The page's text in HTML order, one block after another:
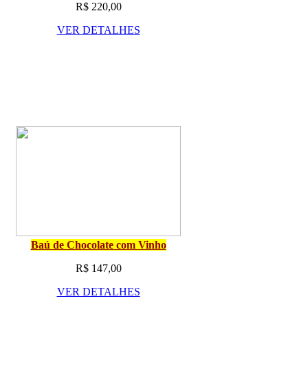
R$ 220,00
VER DETALHES
Baú de Chocolate com Vinho
R$ 147,00
VER DETALHES